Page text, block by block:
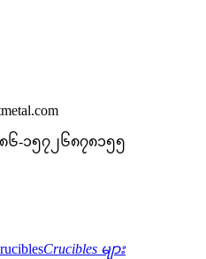
၆-၁၅၇၂၆၈၇၈၁၅၅
Crucibles များ